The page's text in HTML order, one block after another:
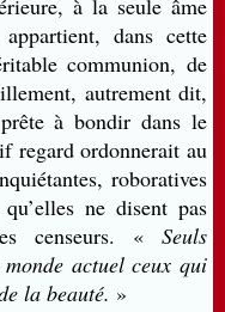
à la seule âme
dans cette
communion, de
autrement dit,
à bondir dans le
regard ordonnerait au
roboratives
ne disent pas
censeurs. « Seuls
actuel ceux qui
la beauté. »